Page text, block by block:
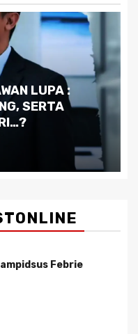
Krisis:
Alam dan
Febrie